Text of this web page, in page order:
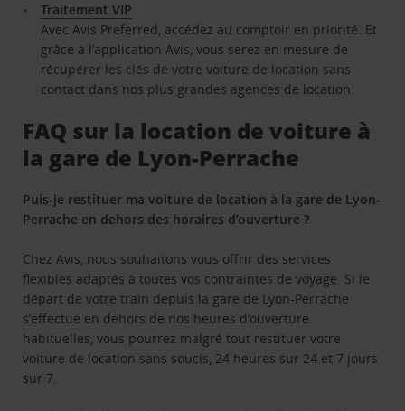
Traitement VIP
Avec Avis Preferred, accédez au comptoir en priorité. Et
grâce à l’application Avis, vous serez en mesure de
récupérer les clés de votre voiture de location sans
contact dans nos plus grandes agences de location.
FAQ sur la location de voiture à
la gare de Lyon-Perrache
Puis-je restituer ma voiture de location à la gare de Lyon-
Perrache en dehors des horaires d’ouverture ?
Chez Avis, nous souhaitons vous offrir des services
flexibles adaptés à toutes vos contraintes de voyage. Si le
départ de votre train depuis la gare de Lyon-Perrache
s’effectue en dehors de nos heures d’ouverture
habituelles, vous pourrez malgré tout restituer votre
voiture de location sans soucis, 24 heures sur 24 et 7 jours
sur 7.